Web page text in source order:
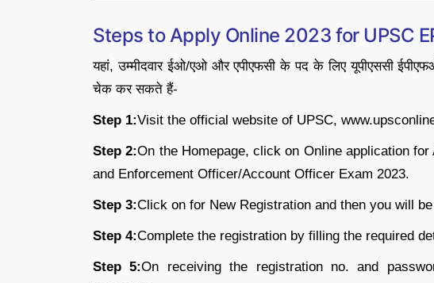
Steps to Apply Online 2023 for UPSC
यहां, उम्मीदवार ईओ/एओ और एपीएफसी के पद के लिए यूपीएससी
चेक कर सकते हैं-
Step 1:Visit the official website of UPSC,
Step 2:On the Homepage, click on Online application
and Enforcement Officer/Account Officer Exam 2023.
Step 3:Click on for New Registration and then you will
Step 4:Complete the registration by filling the required
Step 5:On receiving the registration no. and